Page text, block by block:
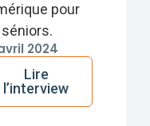
pour
séniors.
2024
Lire
l’interview